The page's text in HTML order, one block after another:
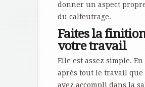
donner un aspect
du calfeutrage.
Faites la
votre travail
Elle est assez simple. En
après tout le travail que
avez accompli dans la